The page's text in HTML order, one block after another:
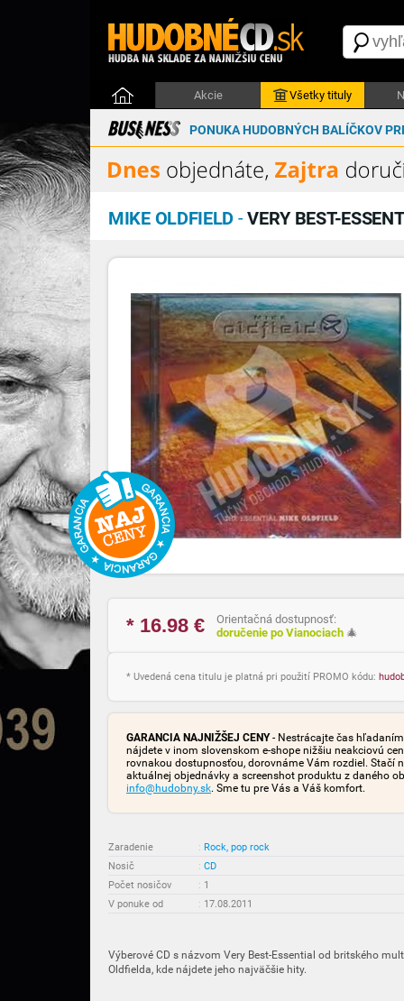
Akcie Všetky tituly
PONUKA HUDOBNÝCH BALÍČKOV
MIKE OLDFIELD -VERY BEST-
* 16.98 €
Orientačná dostupnosť:
doručenie po Vianociach 🎄
* Uvedená cena titulu je platná pri použití PROMO kódu:
GARANCIA NAJNIŽŠEJ CENY- Nestrácajte čas
nájdete v inom slovenskom e-shope nižšiu neakciovú
rovnakou dostupnosťou, dorovnáme Vám rozdiel. Stačí
aktuálnej objednávky a screenshot produktu z daného
info@hudobny.sk. Sme tu pre Vás a Váš komfort.
Zaradenie : Rock, pop rock
Nosič
: CD
Počet nosičov
: 1
V ponuke od
: 17.08.2011
Výberové CD s názvom Very Best-Essential od britského
Oldfielda, kde nájdete jeho najväčšie hity.